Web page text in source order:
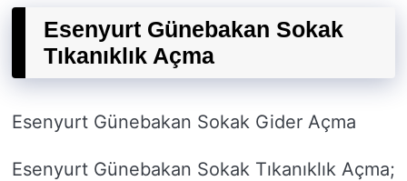
Esenyurt Günebakan Sokak
Tıkanıklık Açma
Esenyurt Günebakan Sokak Gider Açma
Esenyurt Günebakan Sokak Tıkanıklık Açma;